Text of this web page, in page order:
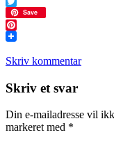
Twitter
Save
Pinterest
Skriv kommentar
Skriv et svar
Din e-mailadresse vil
markeret med *